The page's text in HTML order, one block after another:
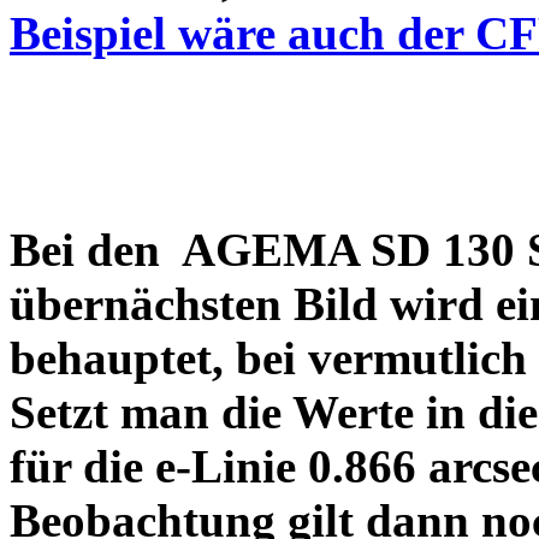
Beispiel wäre auch der
Bei den AGEMA SD 130
übernächsten Bild wird
behauptet, bei vermutlich
Setzt man die Werte in
für die e-Linie 0.866
Beobachtung gilt dann